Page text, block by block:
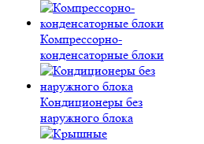
Компрессорно-
конденсаторные блоки
Кондиционеры без
наружного блока